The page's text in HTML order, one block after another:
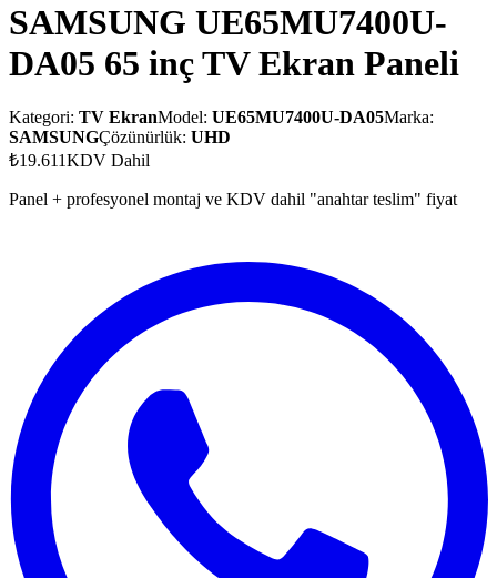
SAMSUNG UE65MU7400U-
DA05 65 inç TV Ekran Paneli
Kategori: TV EkranModel: UE65MU7400U-DA05Marka:
SAMSUNGÇözünürlük: UHD
₺19.611KDV Dahil
Panel + profesyonel montaj ve KDV dahil "anahtar teslim" fiyat